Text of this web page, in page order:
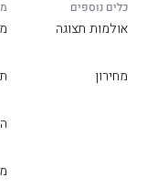
כלים נוספים
אולמות תצוגה
מחירון